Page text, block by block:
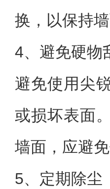
换，以保持
4、避免硬物
避免使用尖
或损坏表面
墙面，应避
5、定期除尘